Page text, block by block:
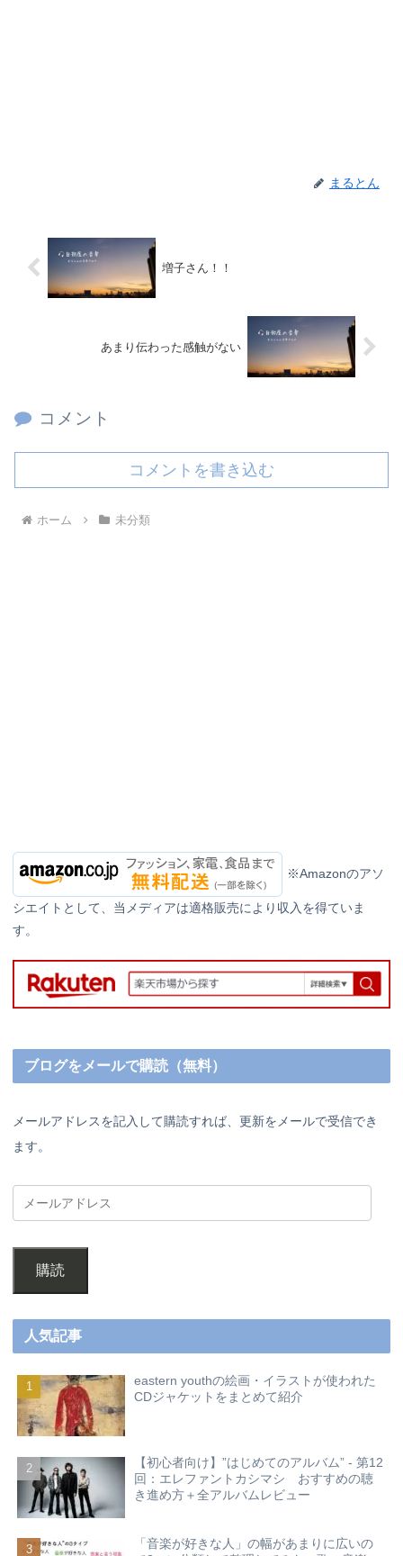
まるとん
増子さん！！
あまり伝わった感触がない
コメント
コメントを書き込む
ホーム 未分類
※Amazonのアソ
シエイトとして、当メディアは適格販売により収入を得ていま
す。
ブログをメールで購読（無料）
メールアドレスを記入して購読すれば、更新をメールで受信でき
ます。
購読
人気記事
eastern youthの絵画・イラストが使われた
CDジャケットをまとめて紹介
【初心者向け】”はじめてのアルバム” - 第12
回：エレファントカシマシ おすすめの聴
き進め方＋全アルバムレビュー
「音楽が好きな人」の幅があまりに広いの